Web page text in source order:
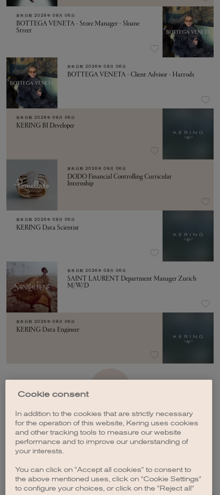
发布日期 2026年 08月 06日
BOTTEGA VENETA - Store Manager - Sloane
Street
发布日期 2026年 08月 06日
BOTTEGA VENETA - Client Advisor - Harrods
发布日期 2026年 08月 06日
KERING BI Developer
发布日期 2026年 08月 06日
DODO Financial Controlling Curricular
Internship
发布日期 2026年 08月 06日
KERING Data Scientist
发布日期 2026年 08月 06日
SAINT LAURENT Department Manager Zurich
M/W/D
发布日期 2026年 08月 06日
KERING Data Engineer
Cookie consent
In addition to the cookies that are strictly necessary
for the operation of this website, Kering uses cookies
and other tracking tools to measure our website
performance and to improve our understanding of
your interests.
You can click on "Accept all cookies" to consent to
the above mentioned uses, click on "Cookie Settings"
to configure your choices, or click on the "Reject all"